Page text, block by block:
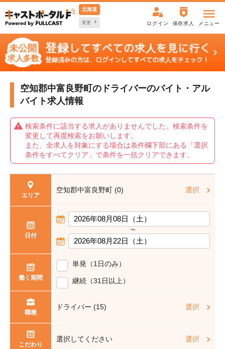
北海道
変更 ログイン 保存求人 メニュー
空知郡中富良野町のドライバーのバイト・アル
バイト求人情報
検索条件に該当する求人がありませんでした。検索条件を
変更して再度検索をお願いします。
また、全求人を対象にする場合は条件欄下部にある「選択
条件をすべてクリア」で条件を一括クリアできます。
エリア
空知郡中富良野町 (0) 選択
日付
〜
働く期間
単発（1日のみ）
継続（31日以上）
職種
ドライバー (15) 選択
こだわり
選択してください 選択